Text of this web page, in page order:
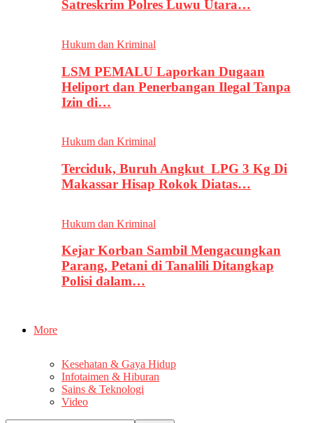
Satreskrim Polres Luwu Utara…
Hukum dan Kriminal
LSM PEMALU Laporkan Dugaan
Heliport dan Penerbangan Ilegal Tanpa
Izin di…
Hukum dan Kriminal
Terciduk, Buruh Angkut LPG 3 Kg Di
Makassar Hisap Rokok Diatas…
Hukum dan Kriminal
Kejar Korban Sambil Mengacungkan
Parang, Petani di Tanalili Ditangkap
Polisi dalam…
More
Kesehatan & Gaya Hidup
Infotaimen & Hiburan
Sains & Teknologi
Video